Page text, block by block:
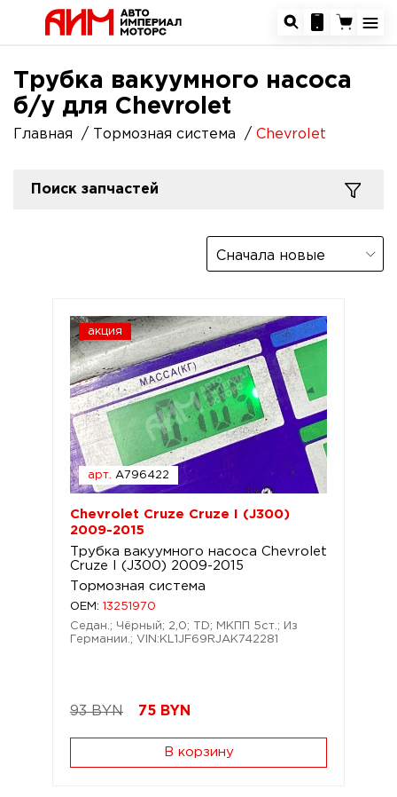
Трубка вакуумного насоса
б/у для Chevrolet
Главная Тормозная система Chevrolet
Поиск запчастей
Сначала новые
акция
арт. A796422
Chevrolet Cruze Cruze I (J300)
2009-2015
Трубка вакуумного насоса Chevrolet
Cruze I (J300) 2009-2015
Тормозная система
OEM: 13251970
Седан.; Чёрный; 2,0; TD; МКПП 5ст.; Из
Германии.; VIN:KL1JF69RJAK742281
93 BYN 75 BYN
В корзину